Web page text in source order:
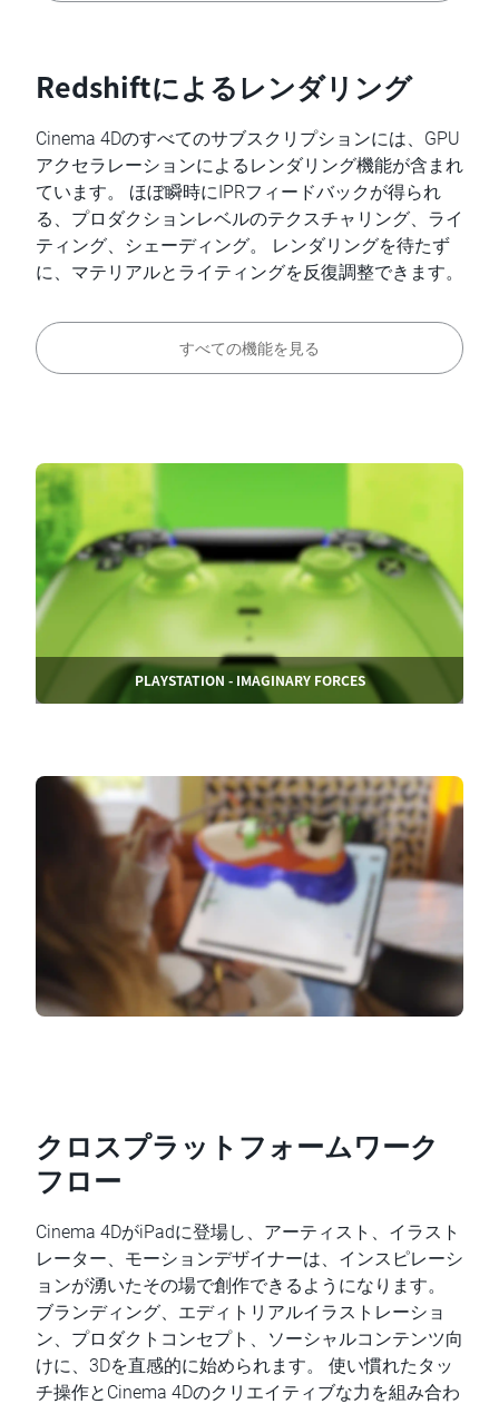
Redshiftによるレンダリング
Cinema 4Dのすべてのサブスクリプションには、GPU
アクセラレーションによるレンダリング機能が含まれ
ています。 ほぼ瞬時にIPRフィードバックが得られ
る、プロダクションレベルのテクスチャリング、ライ
ティング、シェーディング。 レンダリングを待たず
に、マテリアルとライティングを反復調整できます。
すべての機能を見る
PLAYSTATION - IMAGINARY FORCES
クロスプラットフォームワーク
フロー
Cinema 4DがiPadに登場し、アーティスト、イラスト
レーター、モーションデザイナーは、インスピレーシ
ョンが湧いたその場で創作できるようになります。
ブランディング、エディトリアルイラストレーショ
ン、プロダクトコンセプト、ソーシャルコンテンツ向
けに、3Dを直感的に始められます。 使い慣れたタッ
チ操作とCinema 4Dのクリエイティブな力を組み合わ